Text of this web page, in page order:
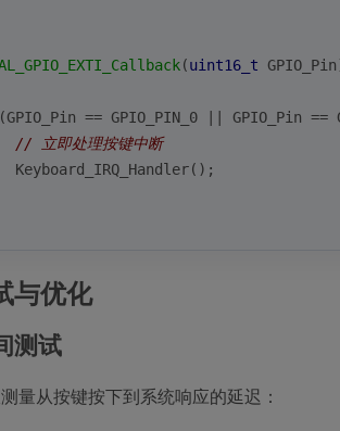
(uint16_t
(GPIO_Pin == GPIO_PIN_0 || GPIO_Pin ==
// 立即处理按键中断
Keyboard_IRQ_Handler();
与优化
测试
量从按键按下到系统响应的延迟：